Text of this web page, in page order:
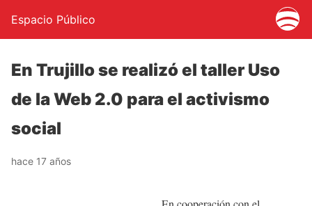
Espacio Público
En Trujillo se realizó el taller Uso
de la Web 2.0 para el activismo
social
hace 17 años